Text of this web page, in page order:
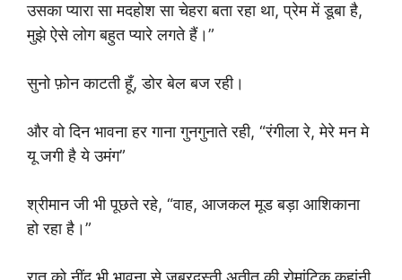
उसका प्यारा सा मदहोश सा चेहरा बता रहा था, प्रेम में डूबा है,
मुझे ऐसे लोग बहुत प्यारे लगते हैं।”
सुनो फ़ोन काटती हूँ, डोर बेल बज रही।
और वो दिन भावना हर गाना गुनगुनाते रही, “रंगीला रे, मेरे मन मे
यू जगी है ये उमंग”
श्रीमान जी भी पूछते रहे, “वाह, आजकल मूड बड़ा आशिकाना
हो रहा है।”